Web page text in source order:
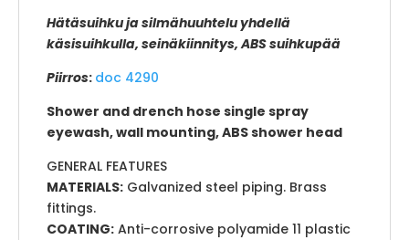
Hätäsuihku ja silmähuuhtelu yhdellä
käsisuihkulla, seinäkiinnitys, ABS suihkupää
Piirros: doc 4290
Shower and drench hose single spray
eyewash, wall mounting, ABS shower head
GENERAL FEATURES
MATERIALS: Galvanized steel piping. Brass
fittings.
COATING: Anti-corrosive polyamide 11 plastic